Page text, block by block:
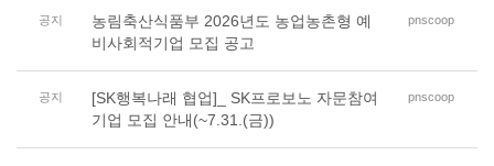
공지
농림축산식품부 2026년도 농업농촌형 예
비사회적기업 모집 공고
pnscoop
공지
[SK행복나래 협업]_ SK프로보노 자문참여
기업 모집 안내(~7.31.(금))
pnscoop